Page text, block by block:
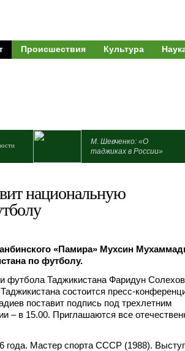
Происшествия Культура
М. Шевченко: «О
таджиках в России»
национальную
«Памира» Мухсин
по футболу.
футбола Таджикистана Фаридун
состоится пресс-
поставит подпись под трехлетним
– в 15.00. Приглашаются все
года. Мастер спорта СССР (1988).